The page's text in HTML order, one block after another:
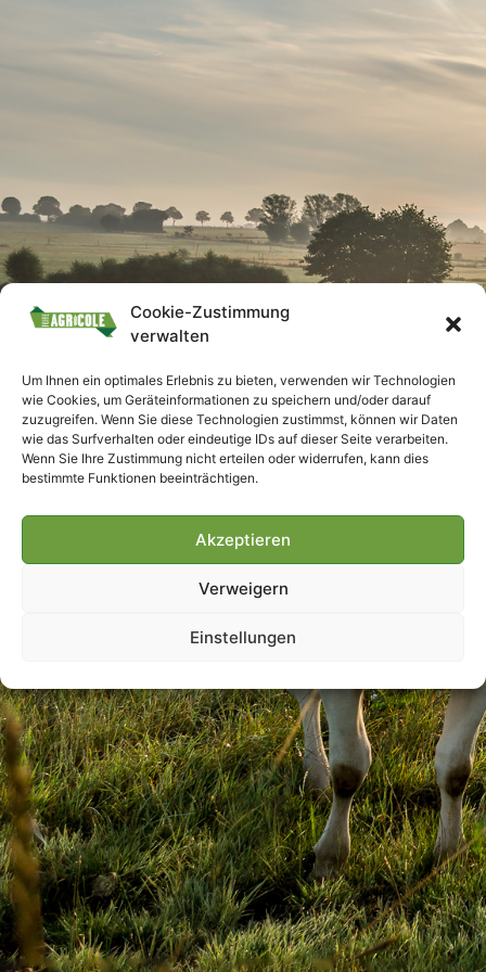
Cookie-Zustimmung
verwalten
Um Ihnen ein optimales Erlebnis zu bieten, verwenden wir Technologien
wie Cookies, um Geräteinformationen zu speichern und/oder darauf
zuzugreifen. Wenn Sie diese Technologien zustimmst, können wir Daten
wie das Surfverhalten oder eindeutige IDs auf dieser Seite verarbeiten.
Wenn Sie Ihre Zustimmung nicht erteilen oder widerrufen, kann dies
bestimmte Funktionen beeinträchtigen.
Akzeptieren
Verweigern
Einstellungen
Villmools Merci! Bis nächst
Joer!